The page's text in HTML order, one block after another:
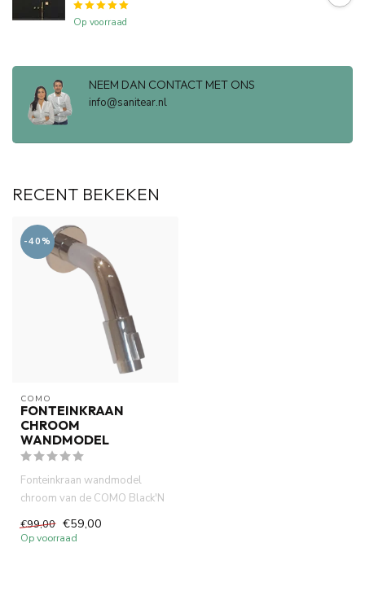
Op voorraad
NEEM DAN CONTACT MET ONS
info@sanitear.nl
RECENT BEKEKEN
-40%
COMO
FONTEINKRAAN
CHROOM
WANDMODEL
Fonteinkraan wandmodel
chroom van de COMO Black'N
Roses serie. keramische
schijv...
€99,00 €59,00
Op voorraad